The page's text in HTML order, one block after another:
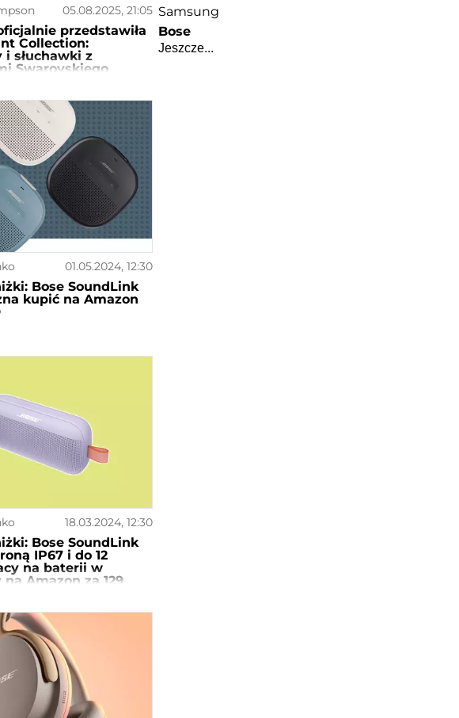
05.08.2025, 21:05
przedstawiła
Collection:
słuchawki z
Swarovskiego
01.05.2024, 12:30
Bose SoundLink
kupić na Amazon
18.03.2024, 12:30
Bose SoundLink
IP67 i do 12
na baterii w
Amazon za 129
Samsung
Bose
Jeszcze...